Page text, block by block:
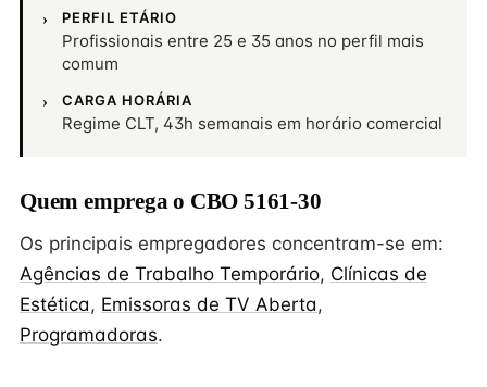
PERFIL ETÁRIO
Profissionais entre 25 e 35 anos no perfil mais
comum
CARGA HORÁRIA
Regime CLT, 43h semanais em horário comercial
Quem emprega o CBO 5161-30
Os principais empregadores concentram-se em:
Agências de Trabalho Temporário, Clínicas de
Estética, Emissoras de TV Aberta,
Programadoras.